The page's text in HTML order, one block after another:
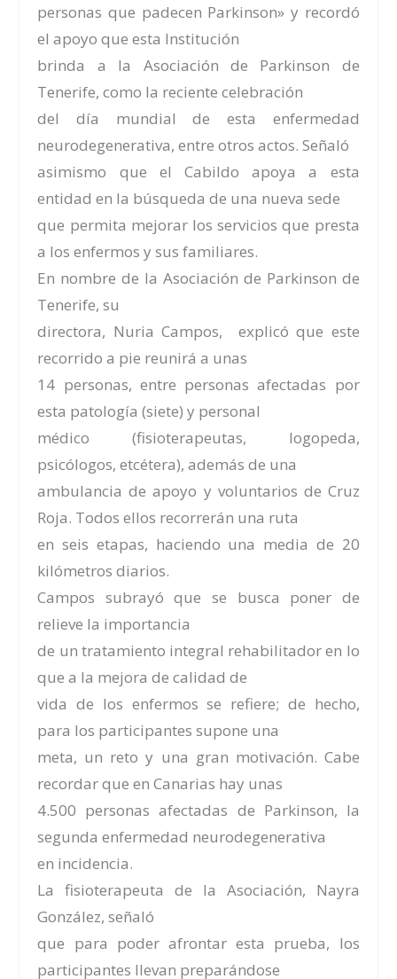
personas que padecen Parkinson» y recordó
el apoyo que esta Institución
brinda a la Asociación de Parkinson de
Tenerife, como la reciente celebración
del día mundial de esta enfermedad
neurodegenerativa, entre otros actos. Señaló
asimismo que el Cabildo apoya a esta
entidad en la búsqueda de una nueva sede
que permita mejorar los servicios que presta
a los enfermos y sus familiares.
En nombre de la Asociación de Parkinson de
Tenerife, su
directora, Nuria Campos, explicó que este
recorrido a pie reunirá a unas
14 personas, entre personas afectadas por
esta patología (siete) y personal
médico (fisioterapeutas, logopeda,
psicólogos, etcétera), además de una
ambulancia de apoyo y voluntarios de Cruz
Roja. Todos ellos recorrerán una ruta
en seis etapas, haciendo una media de 20
kilómetros diarios.
Campos subrayó que se busca poner de
relieve la importancia
de un tratamiento integral rehabilitador en lo
que a la mejora de calidad de
vida de los enfermos se refiere; de hecho,
para los participantes supone una
meta, un reto y una gran motivación. Cabe
recordar que en Canarias hay unas
4.500 personas afectadas de Parkinson, la
segunda enfermedad neurodegenerativa
en incidencia.
La fisioterapeuta de la Asociación, Nayra
González, señaló
que para poder afrontar esta prueba, los
participantes llevan preparándose